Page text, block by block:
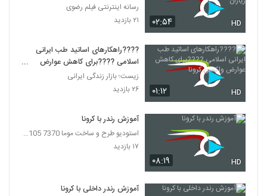
۰۲:۵۴ HD
رسانه اینترنتی فیلم رضوی
۲۱ بازدید
۰۱:۱۲ HD
????راهکارهای اساتید طب ایرانی
اسلامی ????برای کاهش عوارض
واکسن کرونا
زیست؛ بازار زندگی ایرانی
۲۶ بازدید
۰۸:۱۹ HD
آموزش رندر با کرونا
استودیو طرح و ساخت موما 7370 7105-021
۱۷ بازدید
آموزش رندر داخلی با کرونا